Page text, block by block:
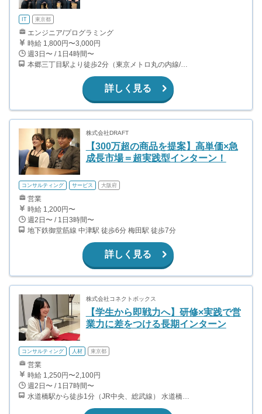
IT 東京都
エンジニア/プログラミング
時給 1,800円〜3,000円
週3日〜 / 1日4時間〜
本郷三丁目駅より徒歩2分（東京メトロ丸の内線/都営地下鉄大江戸線）
詳しく見る
株式会社DRAFT
【300万超の商品を提案】高単価×急
成長市場＝超実践型インターン！
コンサルティング サービス 大阪府
営業
時給 1,200円〜
週2日〜 / 1日3時間〜
地下鉄御堂筋線 中津駅 徒歩6分 梅田駅 徒歩7分
詳しく見る
株式会社コネクトボックス
【学生から即戦力へ】研修×実践で営
業力に差をつける長期インターン
コンサルティング 人材 東京都
営業
時給 1,250円〜2,100円
週2日〜 / 1日7時間〜
水道橋駅から徒歩1分（JR中央、総武線） 水道橋駅から徒歩6分（都営三田線）